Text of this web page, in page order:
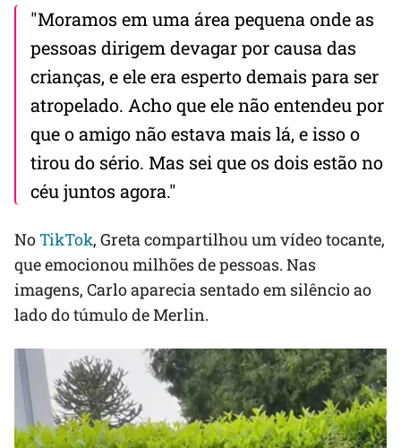
"Moramos em uma área pequena onde as
pessoas dirigem devagar por causa das
crianças, e ele era esperto demais para ser
atropelado. Acho que ele não entendeu por
que o amigo não estava mais lá, e isso o
tirou do sério. Mas sei que os dois estão no
céu juntos agora."
NoTikTok, Greta compartilhou um vídeo tocante,
que emocionou milhões de pessoas. Nas
imagens, Carlo aparecia sentado em silêncio ao
lado do túmulo de Merlin.